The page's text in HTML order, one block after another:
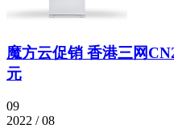
魔方云促销 香港三网
元
09
2022 / 08